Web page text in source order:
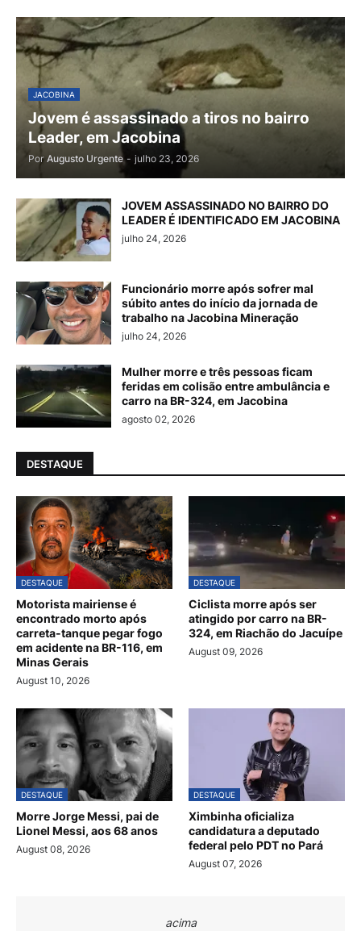
JACOBINA
Jovem é assassinado a tiros no bairro
Leader, em Jacobina
Por Augusto Urgente - julho 23, 2026
JOVEM ASSASSINADO NO BAIRRO DO
LEADER É IDENTIFICADO EM JACOBINA
julho 24, 2026
Funcionário morre após sofrer mal
súbito antes do início da jornada de
trabalho na Jacobina Mineração
julho 24, 2026
Mulher morre e três pessoas ficam
feridas em colisão entre ambulância e
carro na BR-324, em Jacobina
agosto 02, 2026
DESTAQUE
DESTAQUE
Motorista mairiense é
encontrado morto após
carreta-tanque pegar fogo
em acidente na BR-116, em
Minas Gerais
August 10, 2026
DESTAQUE
Ciclista morre após ser
atingido por carro na BR-
324, em Riachão do Jacuípe
August 09, 2026
DESTAQUE
Morre Jorge Messi, pai de
Lionel Messi, aos 68 anos
August 08, 2026
DESTAQUE
Ximbinha oficializa
candidatura a deputado
federal pelo PDT no Pará
August 07, 2026
acima